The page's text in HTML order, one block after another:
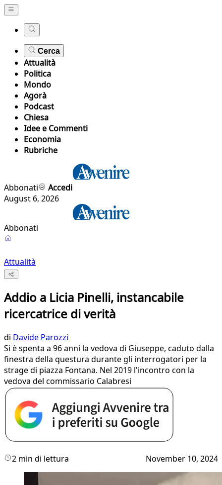
Cerca
Attualità
Politica
Mondo
Agorà
Podcast
Chiesa
Idee e Commenti
Economia
Rubriche
Abbonati
Accedi
August 6, 2026
Abbonati
Attualità
Addio a Licia Pinelli, instancabile
ricercatrice di verità
di Davide Parozzi
Si è spenta a 96 anni la vedova di Giuseppe, caduto dalla
finestra della questura durante gli interrogatori per la
strage di piazza Fontana. Nel 2019 l'incontro con la
vedova del commissario Calabresi
2 min di lettura November 10, 2024